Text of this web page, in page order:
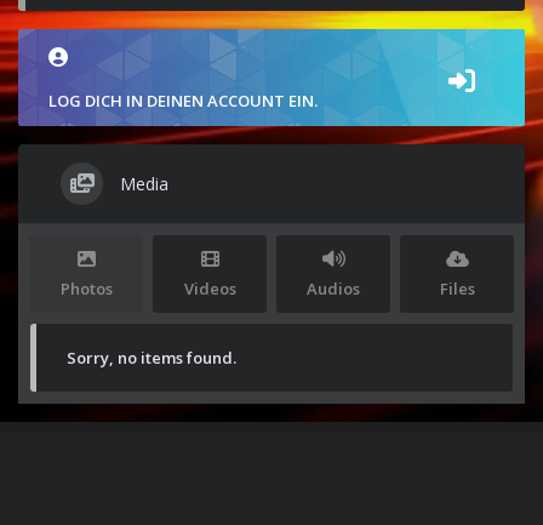
LOG DICH IN DEINEN ACCOUNT EIN.
Media
Photos Videos Audios Files
Sorry, no items found.